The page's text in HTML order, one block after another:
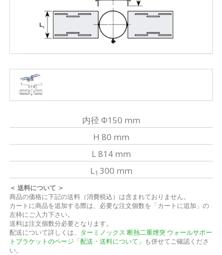
内径 Φ150 mm
H 80 mm
L 814 mm
L1 300 mm
＜ 送料について ＞
商品の価格に下記の送料（消費税込）は含まれておりません。
カートに商品を追加する際は、必要な注文個数を「カートに追加」の
左枠にご入力下さい。
送料は注文個数分必要となります。
配送について詳しくは、 ターミノックス 断熱二重煙突 ウォールサポー
トブラケットのページ「配送・送料について」 も併せてご確認くださ
い。